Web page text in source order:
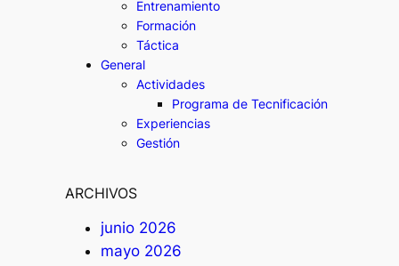
Entrenamiento
Formación
Táctica
General
Actividades
Programa de Tecnificación
Experiencias
Gestión
ARCHIVOS
junio 2026
mayo 2026